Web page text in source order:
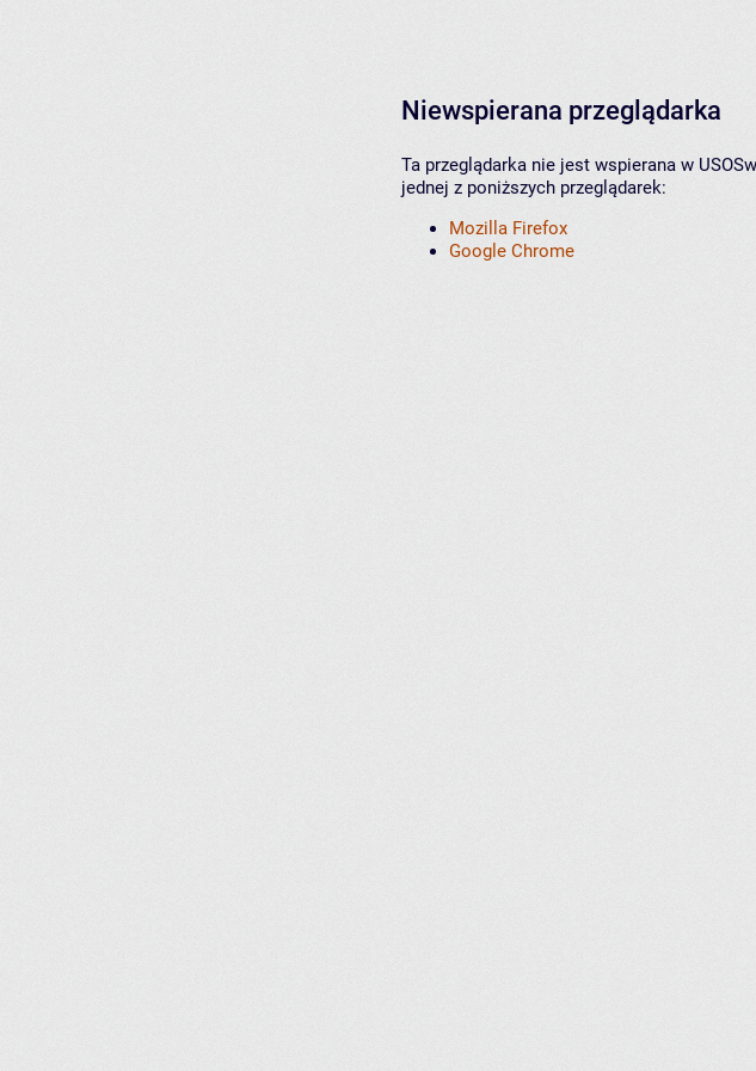
Niewspierana przeglądarka
Ta przeglądarka nie jest wspierana w
jednej z poniższych przeglądarek:
Mozilla Firefox
Google Chrome